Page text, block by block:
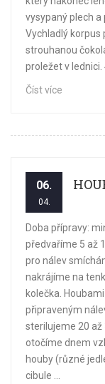
vysypaný plech a
Vychladlý
strouhanou
proležet v lednici.
Číst více
06.
04.
Doba přípravy:
předvaříme 5 až
pro nálev
nakrájíme na
kolečka.
připraveným
sterilujeme 20 až
otočíme dnem
houby (různé
cibule ...